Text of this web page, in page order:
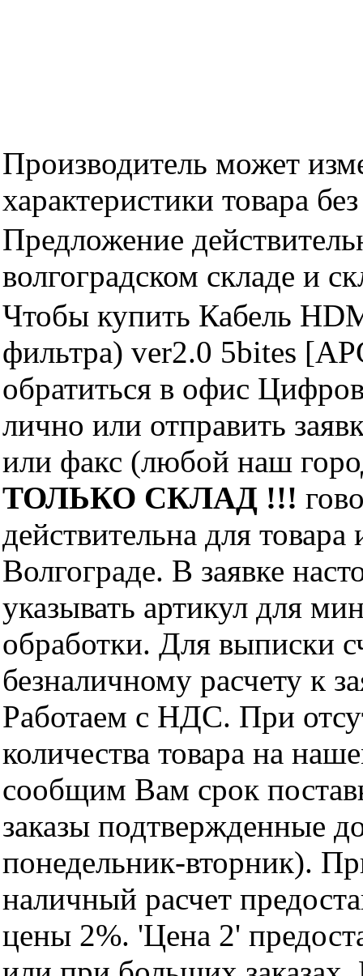
Производитель может
характеристики товара
Предложение
волгоградском складе и
Чтобы купить Кабель
фильтра) ver2.0 5bites
обратиться в офис
лично или отправить
или факс (любой наш
ТОЛЬКО СКЛАД !!!
действительна для
Волгограде. В заявке
указывать артикул для
обработки. Для выписки
безналичному расчету к
Работаем с НДС. При
количества товара на
сообщим Вам срок
заказы подтвержденные
понедельник-вторник).
наличный расчет
цены 2%. 'Цена 2'